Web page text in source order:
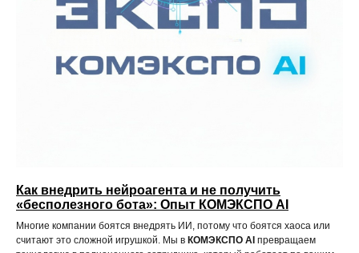
Как внедрить нейроагента и не получить
«бесполезного бота»: Опыт КОМЭКСПО AI
Многие компании боятся внедрять ИИ, потому что боятся хаоса или
считают это сложной игрушкой. Мы в КОМЭКСПО AI превращаем